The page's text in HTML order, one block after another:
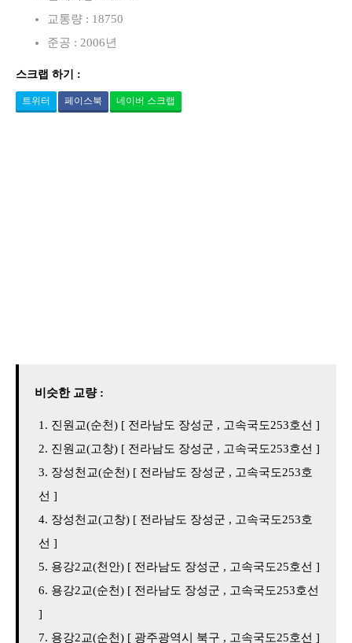
교통량 : 18750
준공 : 2006년
스크랩 하기 :
트위터 페이스북 네이버 스크랩
비슷한 교량 :
진원교(순천) [ 전라남도 장성군 , 고속국도253호선 ]
진원교(고창) [ 전라남도 장성군 , 고속국도253호선 ]
장성천교(순천) [ 전라남도 장성군 , 고속국도253호
선 ]
장성천교(고창) [ 전라남도 장성군 , 고속국도253호
선 ]
용강2교(천안) [ 전라남도 장성군 , 고속국도25호선 ]
용강2교(순천) [ 전라남도 장성군 , 고속국도253호선
]
용강2교(순천) [ 광주광역시 북구 , 고속국도25호선 ]